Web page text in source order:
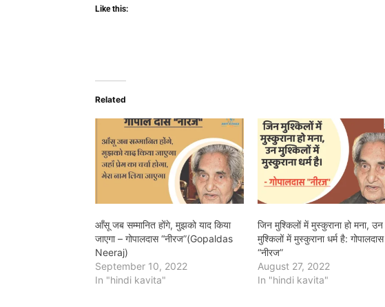
Like this:
Related
आँसू जब सम्मानित होंगे, मुझको याद किया
जाएगा – गोपालदास “नीरज”(Gopaldas
Neeraj)
September 10, 2022
In "hindi kavita"
जिन मुश्किलों में मुस्कुराना हो मना, उन
मुश्किलों में मुस्कुराना धर्म है: गोपालदास
“नीरज”
August 27, 2022
In "hindi kavita"